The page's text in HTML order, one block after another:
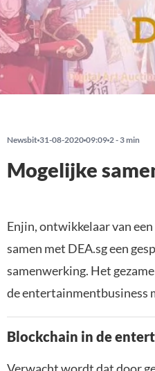
Newsbit 31-08-2020 09:09 2 - 3 min
Mogelijke
Enjin, ontwikkelaar van
samen met DEA.sg een
samenwerking. Het
de entertainmentbusiness
Blockchain in de